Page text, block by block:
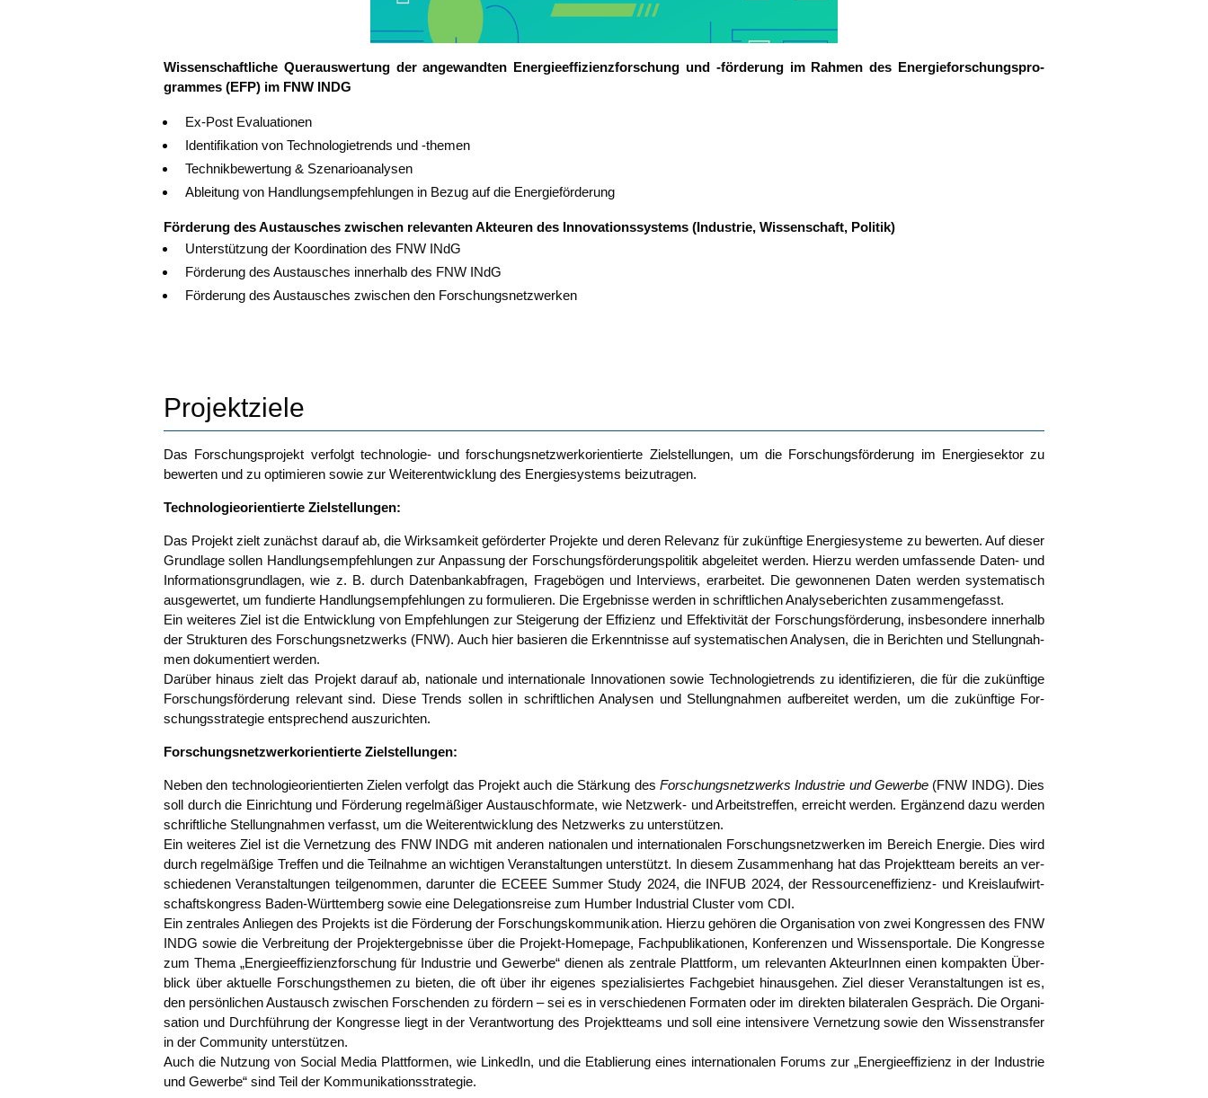
Wis­sen­schaft­li­che Quer­aus­wer­tung der ange­wand­ten Ener­gie­ef­fi­zi­enz­for­schung und ‑för­de­rung im Rah­men des Ener­gie­for­schungs­pro­
gram­mes (EFP) im FNW INDG
Ex-Post Eva­lua­tio­nen
Iden­ti­fi­ka­ti­on von Tech­no­lo­gie­trends und ‑the­men
Tech­nik­be­wer­tung & Szenarioanalysen
Ablei­tung von Hand­lungs­emp­feh­lun­gen in Bezug auf die Energieförderung
För­de­rung des Aus­tau­sches zwi­schen rele­van­ten Akteu­ren des Inno­va­ti­ons­sys­tems (Indus­trie, Wis­sen­schaft, Politik)
Unter­stüt­zung der Koor­di­na­ti­on des FNW INdG
För­de­rung des Aus­tau­sches inner­halb des FNW INdG
För­de­rung des Aus­tau­sches zwi­schen den Forschungsnetzwerken
Projektziele
Das For­schungs­pro­jekt ver­folgt tech­no­lo­gie- und for­schungs­netz­werk­ori­en­tier­te Ziel­stel­lun­gen, um die For­schungs­för­de­rung im Ener­gie­sek­tor zu
bewer­ten und zu opti­mie­ren sowie zur Wei­ter­ent­wick­lung des Ener­gie­sys­tems beizutragen.
Tech­no­lo­gie­ori­en­tier­te Zielstellungen:
Das Pro­jekt zielt zunächst dar­auf ab, die Wirk­sam­keit geför­der­ter Pro­jek­te und deren Rele­vanz für zukünf­ti­ge Ener­gie­sys­te­me zu bewer­ten. Auf die­ser
Grund­la­ge sol­len Hand­lungs­emp­feh­lun­gen zur Anpas­sung der For­schungs­för­de­rungs­po­li­tik abge­lei­tet wer­den. Hier­zu wer­den umfas­sen­de Daten- und
Infor­ma­ti­ons­grund­la­gen, wie z. B. durch Daten­bank­ab­fra­gen, Fra­ge­bö­gen und Inter­views, erar­bei­tet. Die gewon­ne­nen Daten wer­den sys­te­ma­tisch
aus­ge­wer­tet, um fun­dier­te Hand­lungs­emp­feh­lun­gen zu for­mu­lie­ren. Die Ergeb­nis­se wer­den in schrift­li­chen Ana­ly­se­be­rich­ten zusam­men­ge­fasst.
Ein wei­te­res Ziel ist die Ent­wick­lung von Emp­feh­lun­gen zur Stei­ge­rung der Effi­zi­enz und Effek­ti­vi­tät der For­schungs­för­de­rung, ins­be­son­de­re inner­halb
der Struk­tu­ren des For­schungs­netz­werks (FNW). Auch hier basie­ren die Erkennt­nis­se auf sys­te­ma­ti­schen Ana­ly­sen, die in Berich­ten und Stel­lung­nah­
men doku­men­tiert wer­den.
Dar­über hin­aus zielt das Pro­jekt dar­auf ab, natio­na­le und inter­na­tio­na­le Inno­va­tio­nen sowie Tech­no­lo­gie­trends zu iden­ti­fi­zie­ren, die für die zukünf­ti­ge
For­schungs­för­de­rung rele­vant sind. Die­se Trends sol­len in schrift­li­chen Ana­ly­sen und Stel­lung­nah­men auf­be­rei­tet wer­den, um die zukünf­ti­ge For­
schungs­stra­te­gie ent­spre­chend auszurichten.
For­schungs­netz­werk­ori­en­tier­te Zielstellungen:
Neben den tech­no­lo­gie­ori­en­tier­ten Zie­len ver­folgt das Pro­jekt auch die Stär­kung des For­schungs­netz­werks Indus­trie und Gewer­be(FNW INDG). Dies
soll durch die Ein­rich­tung und För­de­rung regel­mä­ßi­ger Aus­tausch­for­ma­te, wie Netz­werk- und Arbeits­tref­fen, erreicht wer­den. Ergän­zend dazu wer­den
schrift­li­che Stel­lung­nah­men ver­fasst, um die Wei­ter­ent­wick­lung des Netz­werks zu unter­stüt­zen.
Ein wei­te­res Ziel ist die Ver­net­zung des FNW INDG mit ande­ren natio­na­len und inter­na­tio­na­len For­schungs­netz­wer­ken im Bereich Ener­gie. Dies wird
durch regel­mä­ßi­ge Tref­fen und die Teil­nah­me an wich­ti­gen Ver­an­stal­tun­gen unter­stützt. In die­sem Zusam­men­hang hat das Pro­jekt­team bereits an ver­
schie­de­nen Ver­an­stal­tun­gen teil­ge­nom­men, dar­un­ter die ECEEE Sum­mer Stu­dy 2024, die INFUB 2024, der Res­sour­cen­ef­fi­zi­enz- und Kreis­lauf­wirt­
schafts­kon­gress Baden-Würt­tem­berg sowie eine Dele­ga­ti­ons­rei­se zum Hum­ber Indus­tri­al Clus­ter vom CDI.
Ein zen­tra­les Anlie­gen des Pro­jekts ist die För­de­rung der For­schungs­kom­mu­ni­ka­ti­on. Hier­zu gehö­ren die Orga­ni­sa­ti­on von zwei Kon­gres­sen des FNW
INDG sowie die Ver­brei­tung der Pro­jekt­er­geb­nis­se über die Pro­jekt-Home­page, Fach­pu­bli­ka­tio­nen, Kon­fe­ren­zen und Wis­sens­por­ta­le. Die Kon­gres­se
zum The­ma „Ener­gie­ef­fi­zi­enz­for­schung für Indus­trie und Gewer­be“ die­nen als zen­tra­le Platt­form, um rele­van­ten Akteu­rIn­nen einen kom­pak­ten Über­
blick über aktu­el­le For­schungs­the­men zu bie­ten, die oft über ihr eige­nes spe­zia­li­sier­tes Fach­ge­biet hin­aus­ge­hen. Ziel die­ser Ver­an­stal­tun­gen ist es,
den per­sön­li­chen Aus­tausch zwi­schen For­schen­den zu för­dern – sei es in ver­schie­de­nen For­ma­ten oder im direk­ten bila­te­ra­len Gespräch. Die Orga­ni­
sa­ti­on und Durch­füh­rung der Kon­gres­se liegt in der Ver­ant­wor­tung des Pro­jekt­teams und soll eine inten­si­ve­re Ver­net­zung sowie den Wis­sens­trans­fer
in der Com­mu­ni­ty unter­stüt­zen.
Auch die Nut­zung von Social Media Platt­for­men, wie Lin­ke­dIn, und die Eta­blie­rung eines inter­na­tio­na­len Forums zur „Ener­gie­ef­fi­zi­enz in der Indus­trie
und Gewer­be“ sind Teil der Kommunikationsstrategie.